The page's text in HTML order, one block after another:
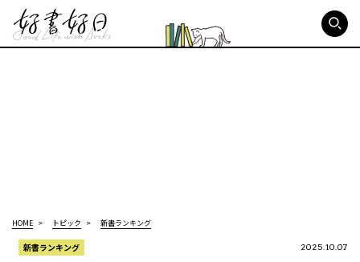
HOME トピック 新書ランキング
新書ランキング 2025.10.07